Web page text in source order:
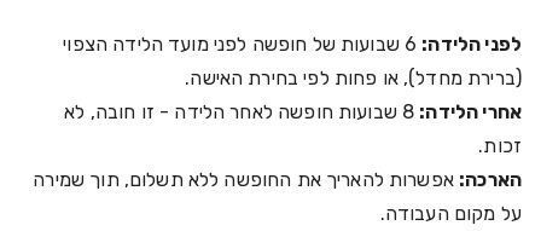
לפני הלידה:
6 שבועות של חופשה לפני מועד הלידה הצפוי
(ברירת מחדל), או פחות לפי בחירת האישה.
אחרי הלידה:
8 שבועות חופשה לאחר הלידה - זו חובה, לא
זכות.
הארכה: אפשרות להאריך את החופשה ללא תשלום, תוך שמירה
על מקום העבודה.